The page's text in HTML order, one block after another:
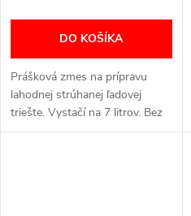
DO KOŠÍKA
Prášková zmes na prípravu
lahodnej strúhanej ľadovej
triešte. Vystačí na 7 litrov. Bez
GMO. Bez chemických farbív a